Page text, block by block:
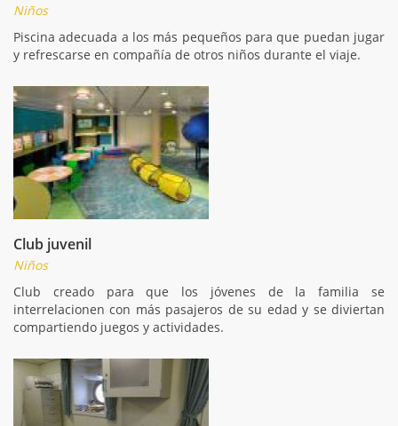
Niños
Piscina adecuada a los más pequeños para que puedan jugar
y refrescarse en compañía de otros niños durante el viaje.
Club juvenil
Niños
Club creado para que los jóvenes de la familia se
interrelacionen con más pasajeros de su edad y se diviertan
compartiendo juegos y actividades.